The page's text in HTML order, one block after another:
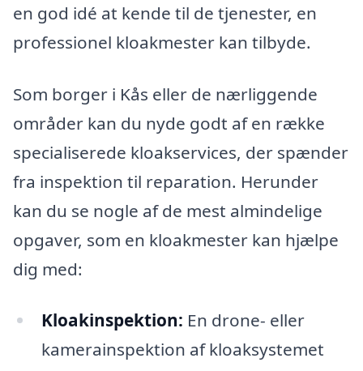
en god idé at kende til de tjenester, en
professionel kloakmester kan tilbyde.
Som borger i Kås eller de nærliggende
områder kan du nyde godt af en række
specialiserede kloakservices, der spænder
fra inspektion til reparation. Herunder
kan du se nogle af de mest almindelige
opgaver, som en kloakmester kan hjælpe
dig med:
Kloakinspektion: En drone- eller
kamerainspektion af kloaksystemet